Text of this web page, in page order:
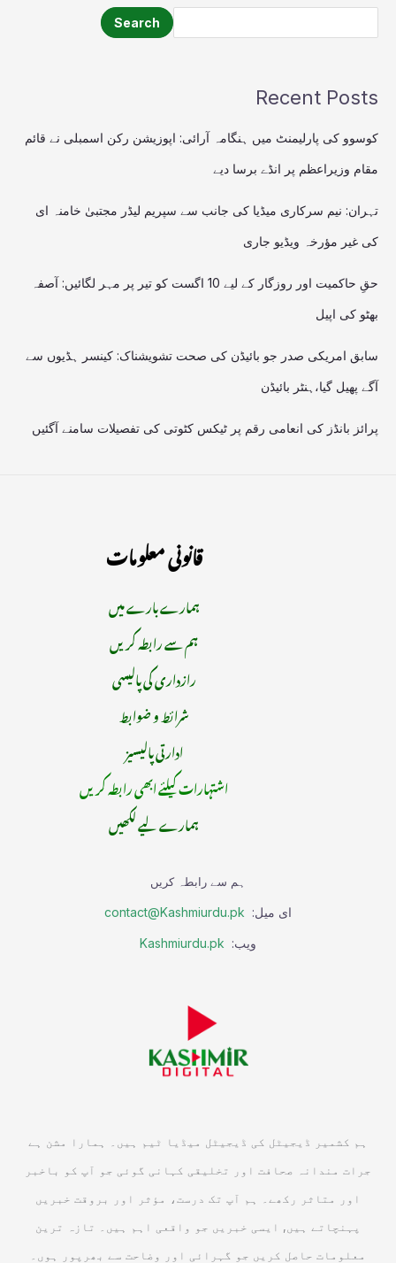
Search
Recent Posts
کوسوو کی پارلیمنٹ میں ہنگامہ آرائی: اپوزیشن رکن اسمبلی نے قائم
مقام وزیراعظم پر انڈے برسا دیے
تہران: نیم سرکاری میڈیا کی جانب سے سپریم لیڈر مجتبیٰ خامنہ ای
کی غیر مؤرخہ ویڈیو جاری
حقِ حاکمیت اور روزگار کے لیے 10 اگست کو تیر پر مہر لگائیں: آصفہ
بھٹو کی اپیل
سابق امریکی صدر جو بائیڈن کی صحت تشویشناک: کینسر ہڈیوں سے
آگے پھیل گیا،ہنٹر بائیڈن
پرائز بانڈز کی انعامی رقم پر ٹیکس کٹوتی کی تفصیلات سامنے آگئیں
قانونی معلومات
ہمارے بارے میں
ہم سے رابطہ کریں
رازداری کی پالیسی
شرائط و ضوابط
ادارتی پالیسیز
اشتہارات کیلئے ابھی رابطہ کریں
ہمارے لیے لکھیں
ہم سے رابطہ کریں
ای میل: contact@Kashmiurdu.pk
ویب: Kashmiurdu.pk
ہم کشمیر ڈیجیٹل کی ڈیجیٹل میڈیا ٹیم ہیں۔ ہمارا مشن ہے
جرات مندانہ صحافت اور تخلیقی کہانی گوئی جو آپ کو باخبر
اور متاثر رکھے۔ ہم آپ تک درست، مؤثر اور بروقت خبریں
پہنچاتے ہیں, ایسی خبریں جو واقعی اہم ہیں۔ تازہ ترین
معلومات حاصل کریں جو گہرائی اور وضاحت سے بھرپور ہوں۔